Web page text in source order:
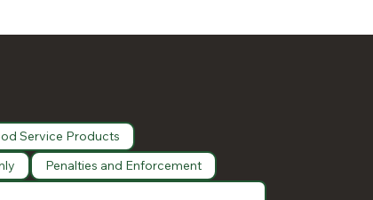
Service Products
Penalties and Enforcement